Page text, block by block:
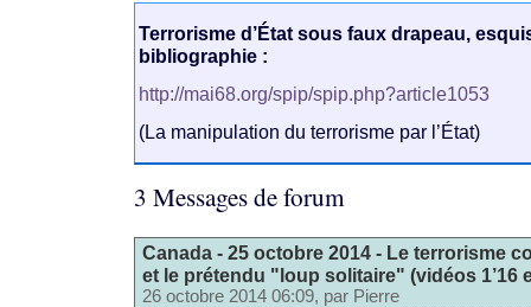
Terrorisme d’État sous faux drapeau,
bibliographie :
http://mai68.org/spip/spip.php?article1053
(La manipulation du terrorisme par l’État)
3 Messages de forum
Canada - 25 octobre 2014 - Le terrorisme
et le prétendu "loup solitaire" (vidéos 1’16
26 octobre 2014 06:09, par Pierre